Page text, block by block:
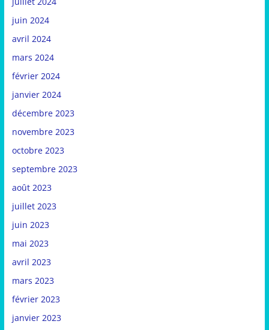
juin 2024
avril 2024
mars 2024
février 2024
janvier 2024
décembre 2023
novembre 2023
octobre 2023
septembre 2023
août 2023
juillet 2023
juin 2023
mai 2023
avril 2023
mars 2023
février 2023
janvier 2023